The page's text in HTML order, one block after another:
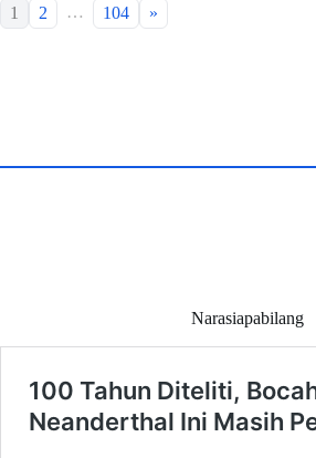
1 2 … 104 »
Narasiapabilang